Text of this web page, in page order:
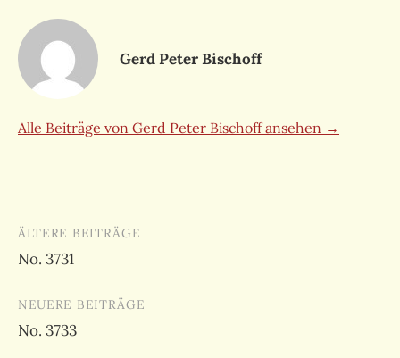
Gerd Peter Bischoff
Alle Beiträge von Gerd Peter Bischoff ansehen →
Beitragsnavigation
ÄLTERE BEITRÄGE
No. 3731
NEUERE BEITRÄGE
No. 3733